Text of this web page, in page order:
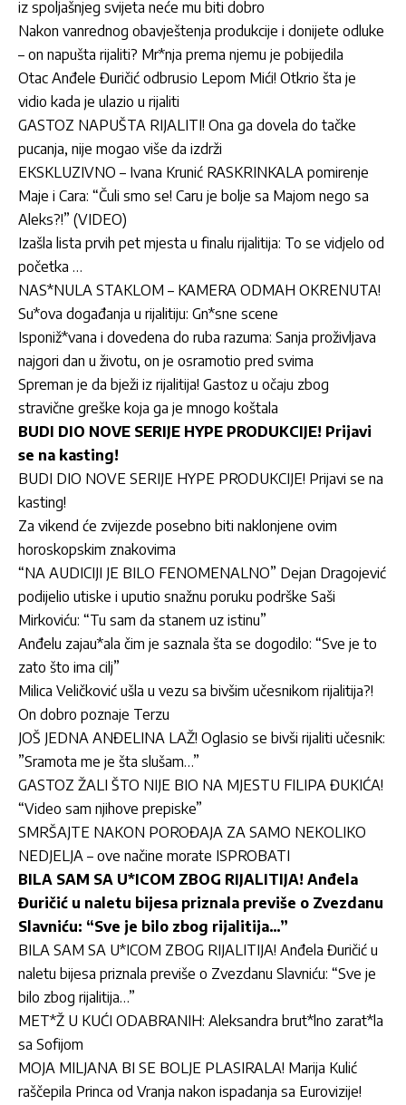
iz spoljašnjeg svijeta neće mu biti dobro
Nakon vanrednog obavještenja produkcije i donijete odluke
– on napušta rijaliti? Mr*nja prema njemu je pobijedila
Otac Anđele Đuričić odbrusio Lepom Mići! Otkrio šta je
vidio kada je ulazio u rijaliti
GASTOZ NAPUŠTA RIJALITI! Ona ga dovela do tačke
pucanja, nije mogao više da izdrži
EKSKLUZIVNO – Ivana Krunić RASKRINKALA pomirenje
Maje i Cara: “Čuli smo se! Caru je bolje sa Majom nego sa
Aleks?!” (VIDEO)
Izašla lista prvih pet mjesta u finalu rijalitija: To se vidjelo od
početka …
NAS*NULA STAKLOM – KAMERA ODMAH OKRENUTA!
Su*ova događanja u rijalitiju: Gn*sne scene
Isponiž*vana i dovedena do ruba razuma: Sanja proživljava
najgori dan u životu, on je osramotio pred svima
Spreman je da bježi iz rijalitija! Gastoz u očaju zbog
stravične greške koja ga je mnogo koštala
BUDI DIO NOVE SERIJE HYPE PRODUKCIJE! Prijavi
se na kasting!
BUDI DIO NOVE SERIJE HYPE PRODUKCIJE! Prijavi se na
kasting!
Za vikend će zvijezde posebno biti naklonjene ovim
horoskopskim znakovima
“NA AUDICIJI JE BILO FENOMENALNO” Dejan Dragojević
podijelio utiske i uputio snažnu poruku podrške Saši
Mirkoviću: “Tu sam da stanem uz istinu”
Anđelu zajau*ala čim je saznala šta se dogodilo: “Sve je to
zato što ima cilj”
Milica Veličković ušla u vezu sa bivšim učesnikom rijalitija?!
On dobro poznaje Terzu
JOŠ JEDNA ANĐELINA LAŽ! Oglasio se bivši rijaliti učesnik:
”Sramota me je šta slušam…”
GASTOZ ŽALI ŠTO NIJE BIO NA MJESTU FILIPA ĐUKIĆA!
“Video sam njihove prepiske”
SMRŠAJTE NAKON POROĐAJA ZA SAMO NEKOLIKO
NEDJELJA – ove načine morate ISPROBATI
BILA SAM SA U*ICOM ZBOG RIJALITIJA! Anđela
Đuričić u naletu bijesa priznala previše o Zvezdanu
Slavniću: “Sve je bilo zbog rijalitija…”
BILA SAM SA U*ICOM ZBOG RIJALITIJA! Anđela Đuričić u
naletu bijesa priznala previše o Zvezdanu Slavniću: “Sve je
bilo zbog rijalitija…”
MET*Ž U KUĆI ODABRANIH: Aleksandra brut*lno zarat*la
sa Sofijom
MOJA MILJANA BI SE BOLJE PLASIRALA! Marija Kulić
raščepila Princa od Vranja nakon ispadanja sa Eurovizije!